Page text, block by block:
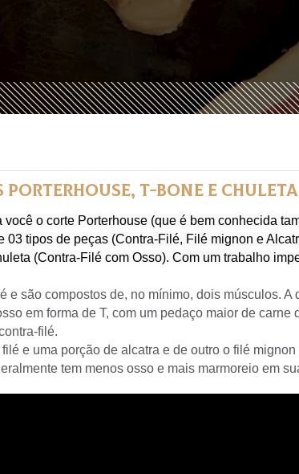
T-Bone e Chuleta
você o corte Porterhouse (que é bem conhecida
03 tipos de peças (Contra-Filé, Filé mignon e
(Contra-Filé com Osso). Com um trabalho
e são compostos de, no mínimo, dois músculos. A
em forma de T, com um pedaço maior de carne
filé.
e uma porção de alcatra e de outro o filé
tem menos osso e mais marmoreio em